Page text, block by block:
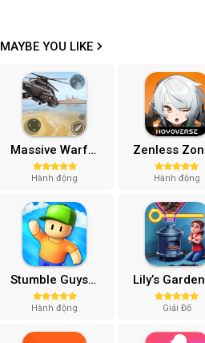
MAYBE YOU LIKE
Massive Warfare: Tăng chiến Mod APK v1.81.432
Hành động Hành động
Stumble Guys MOD APK (Unlocked All, Mega Menu) v0.74.1
Hành động Giải Đố